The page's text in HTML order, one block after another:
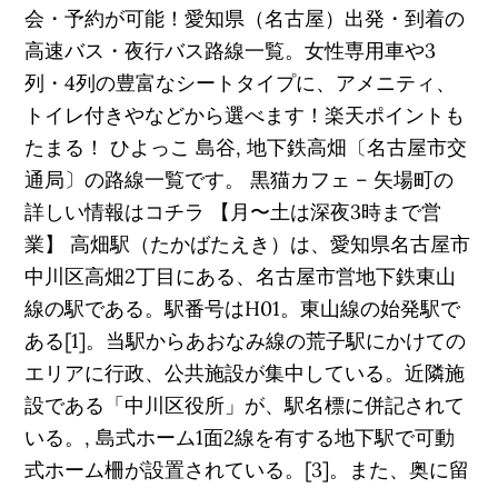
会・予約が可能！愛知県（名古屋）出発・到着の
高速バス・夜行バス路線一覧。女性専用車や3
列・4列の豊富なシートタイプに、アメニティ、
トイレ付きやなどから選べます！楽天ポイントも
たまる！ ひよっこ 島谷, 地下鉄高畑〔名古屋市交
通局〕の路線一覧です。 黒猫カフェ – 矢場町の
詳しい情報はコチラ 【月〜土は深夜3時まで営
業】 高畑駅（たかばたえき）は、愛知県名古屋市
中川区高畑2丁目にある、名古屋市営地下鉄東山
線の駅である。駅番号はH01。東山線の始発駅で
ある[1]。当駅からあおなみ線の荒子駅にかけての
エリアに行政、公共施設が集中している。近隣施
設である「中川区役所」が、駅名標に併記されて
いる。, 島式ホーム1面2線を有する地下駅で可動
式ホーム柵が設置されている。[3]。また、奥に留